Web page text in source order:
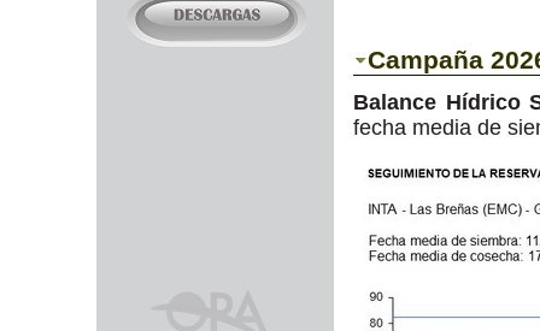
Campaña
Balance Hídrico
fecha media de